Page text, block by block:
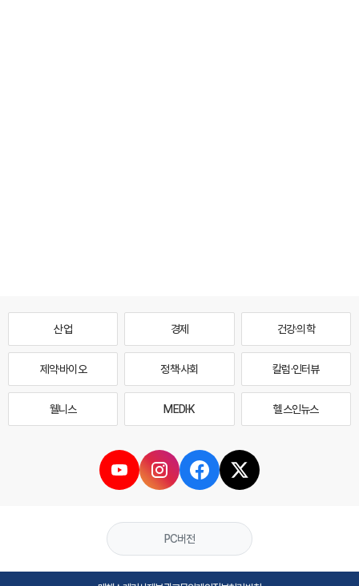
산업 경제 건강·의학
제약·바이오 정책·사회 칼럼·인터뷰
웰니스 MEDI·K 헬스인뉴스
PC버전